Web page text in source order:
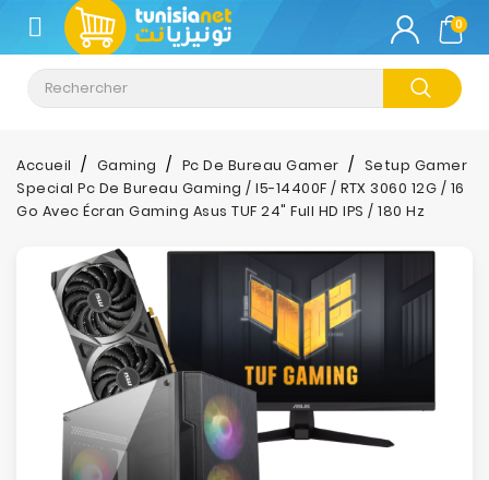
CATÉGORIE
Climatisation
Informatique
Téléphonie
Tablette
Impression
Stockage
Son-
Photos
0
Accueil Gaming Pc De Bureau Gamer
Setup Gamer
Special Pc De Bureau Gaming / I5-14400F / RTX 3060 12G / 16
Go Avec Écran Gaming Asus TUF 24" Full HD IPS / 180 Hz